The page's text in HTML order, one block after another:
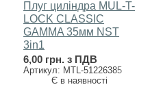
Плуг циліндра MUL-T-
LOCK CLASSIC
GAMMA 35мм NST
3in1
6,00 грн. з ПДВ
Артикул: MTL-51226385
Є в наявності